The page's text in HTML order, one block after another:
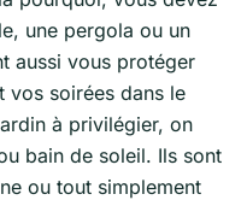
une pergola ou un
aussi vous protéger
vos soirées dans le
à privilégier, on
bain de soleil. Ils sont
ou tout simplement